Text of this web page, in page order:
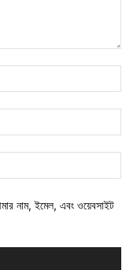
নাম, ইমেল, এবং ওয়েবসাইট